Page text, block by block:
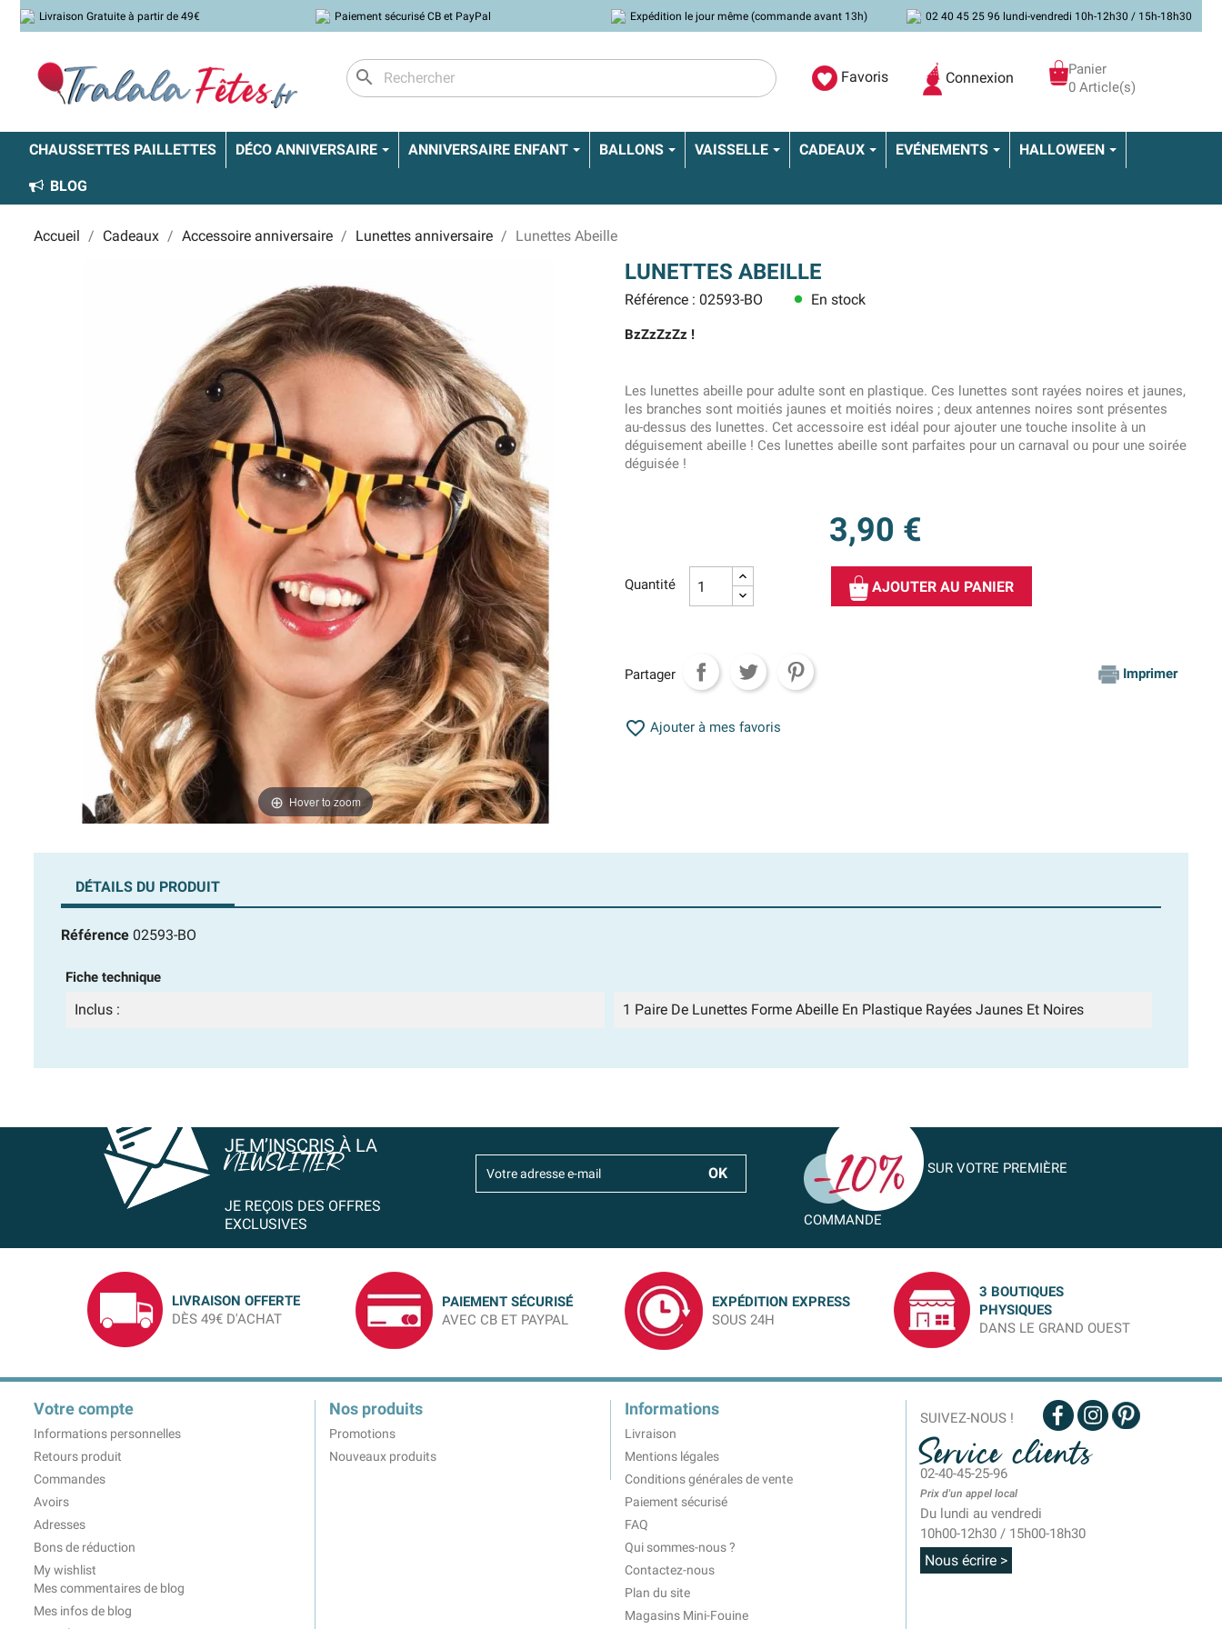
Livraison Gratuite à partir de 49€ Paiement sécurisé CB et PayPal Expédition le jour même (commande avant 13h) 02 40 45 25 96 lundi-vendredi 10h-12h30 / 15h-18h30
search Favoris Connexion
Panier
0 Article(s)
CHAUSSETTES PAILLETTES DÉCO ANNIVERSAIRE ANNIVERSAIRE ENFANT BALLONS VAISSELLE CADEAUX EVÉNEMENTS HALLOWEEN
BLOG
Accueil Cadeaux Accessoire anniversaire Lunettes anniversaire Lunettes Abeille
Hover to zoom
LUNETTES ABEILLE
Référence : 02593-BO lens En stock
BzZzZzZz !
Les lunettes abeille pour adulte sont en plastique. Ces lunettes sont rayées noires et jaunes,
les branches sont moitiés jaunes et moitiés noires ; deux antennes noires sont présentes
au-dessus des lunettes. Cet accessoire est idéal pour ajouter une touche insolite à un
déguisement abeille ! Ces lunettes abeille sont parfaites pour un carnaval ou pour une soirée
déguisée !
3,90 €
Quantité AJOUTER AU PANIER
Partager Imprimer
 Ajouter à mes favoris
DÉTAILS DU PRODUIT
Référence 02593-BO
Fiche technique
Inclus : 1 Paire De Lunettes Forme Abeille En Plastique Rayées Jaunes Et Noires
JE M’INSCRIS À LA
NEWSLETTER
JE REÇOIS DES OFFRES
EXCLUSIVES
SUR VOTRE PREMIÈRE
COMMANDE
LIVRAISON OFFERTE
DÈS 49€ D'ACHAT
PAIEMENT SÉCURISÉ
AVEC CB ET PAYPAL
EXPÉDITION EXPRESS
SOUS 24H
3 BOUTIQUES
PHYSIQUES
DANS LE GRAND OUEST
Votre compte
Informations personnelles
Retours produit
Commandes
Avoirs
Adresses
Bons de réduction
My wishlist
Mes commentaires de blog
Mes infos de blog
Nos produits
Promotions
Nouveaux produits
Informations
Livraison
Mentions légales
Conditions générales de vente
Paiement sécurisé
FAQ
Qui sommes-nous ?
Contactez-nous
Plan du site
Magasins Mini-Fouine
SUIVEZ-NOUS !
Service clients
02-40-45-25-96
Prix d'un appel local
Du lundi au vendredi
10h00-12h30 / 15h00-18h30
Nous écrire >